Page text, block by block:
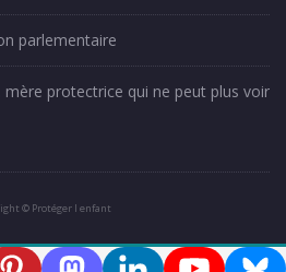
parlementaire
mère protectrice qui ne peut plus voir
© Protéger l enfant